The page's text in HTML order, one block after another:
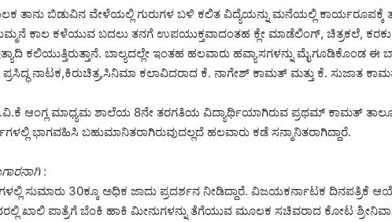
ತಾನು ಬಿಡುವಿನ ವೇಳೆಯಲ್ಲಿ ಗುರುಗಳ ಬಳಿ ಕಲಿತ ವಿದ್ಯೆಯನ್ನು ಮನೆಯಲ್ಲಿ ಕಾರ್ಯರೂಪಕ್ಕೆ
ಕಾಲ ಕಳೆಯುವ ಬದಲು ತನಗೆ ಉಪಯುಕ್ತವಾದಂತಹ ಕ್ಲೇ ಮಾಡೆಲಿಂಗ್, ಚಿತ್ರಕಲೆ,
ಕಲಿಯುತ್ತಿರುತ್ತಾನೆ. ಬಾಲ್ಯದಲ್ಲೇ ಇಂತಹ ಹಲವಾರು ಹವ್ಯಾಸಗಳನ್ನು ಮೈಗೂಡಿಕೊಂಡ
ಪ್ರಸಿದ್ಧ ನಾಟಕ,ಕಿರುಚಿತ್ರ,ಸಿನಿಮಾ ಕಲಾವಿದರಾದ ಕೆ. ನಾಗೇಶ್ ಕಾಮತ್ ಮತ್ತು ಕೆ. ಸುಜಾತ
ಆಂಗ್ಲ ಮಾಧ್ಯಮ ಶಾಲೆಯ 8ನೇ ತರಗತಿಯ ವಿದ್ಯಾರ್ಥಿಯಾಗಿರುವ ಪ್ರಥಮ್ ಕಾಮತ್ ತಾಲೂಕು,
ಭಾಗವಹಿಸಿ ಬಹುಮಾನಿತರಾಗಿರುವುದಲ್ಲದೆ ಹಲವಾರು ಕಡೆ ಸನ್ಮಾನಿತರಾಗಿದ್ದಾರೆ.
:
ಸುಮಾರು 30ಕ್ಕೂ ಅಧಿಕ ಜಾದು ಪ್ರದರ್ಶನ ನೀಡಿದ್ದಾರೆ. ವಿಜಯಕರ್ನಾಟಕ ದಿನಪತ್ರಿಕೆ
ಖಾಲಿ ಪಾತ್ರೆಗೆ ಬೆಂಕಿ ಹಾಕಿ ಮೀನುಗಳನ್ನು ತೆಗೆಯುವ ಮೂಲಕ ಸಚಿವರಾದ ಕೋಟ